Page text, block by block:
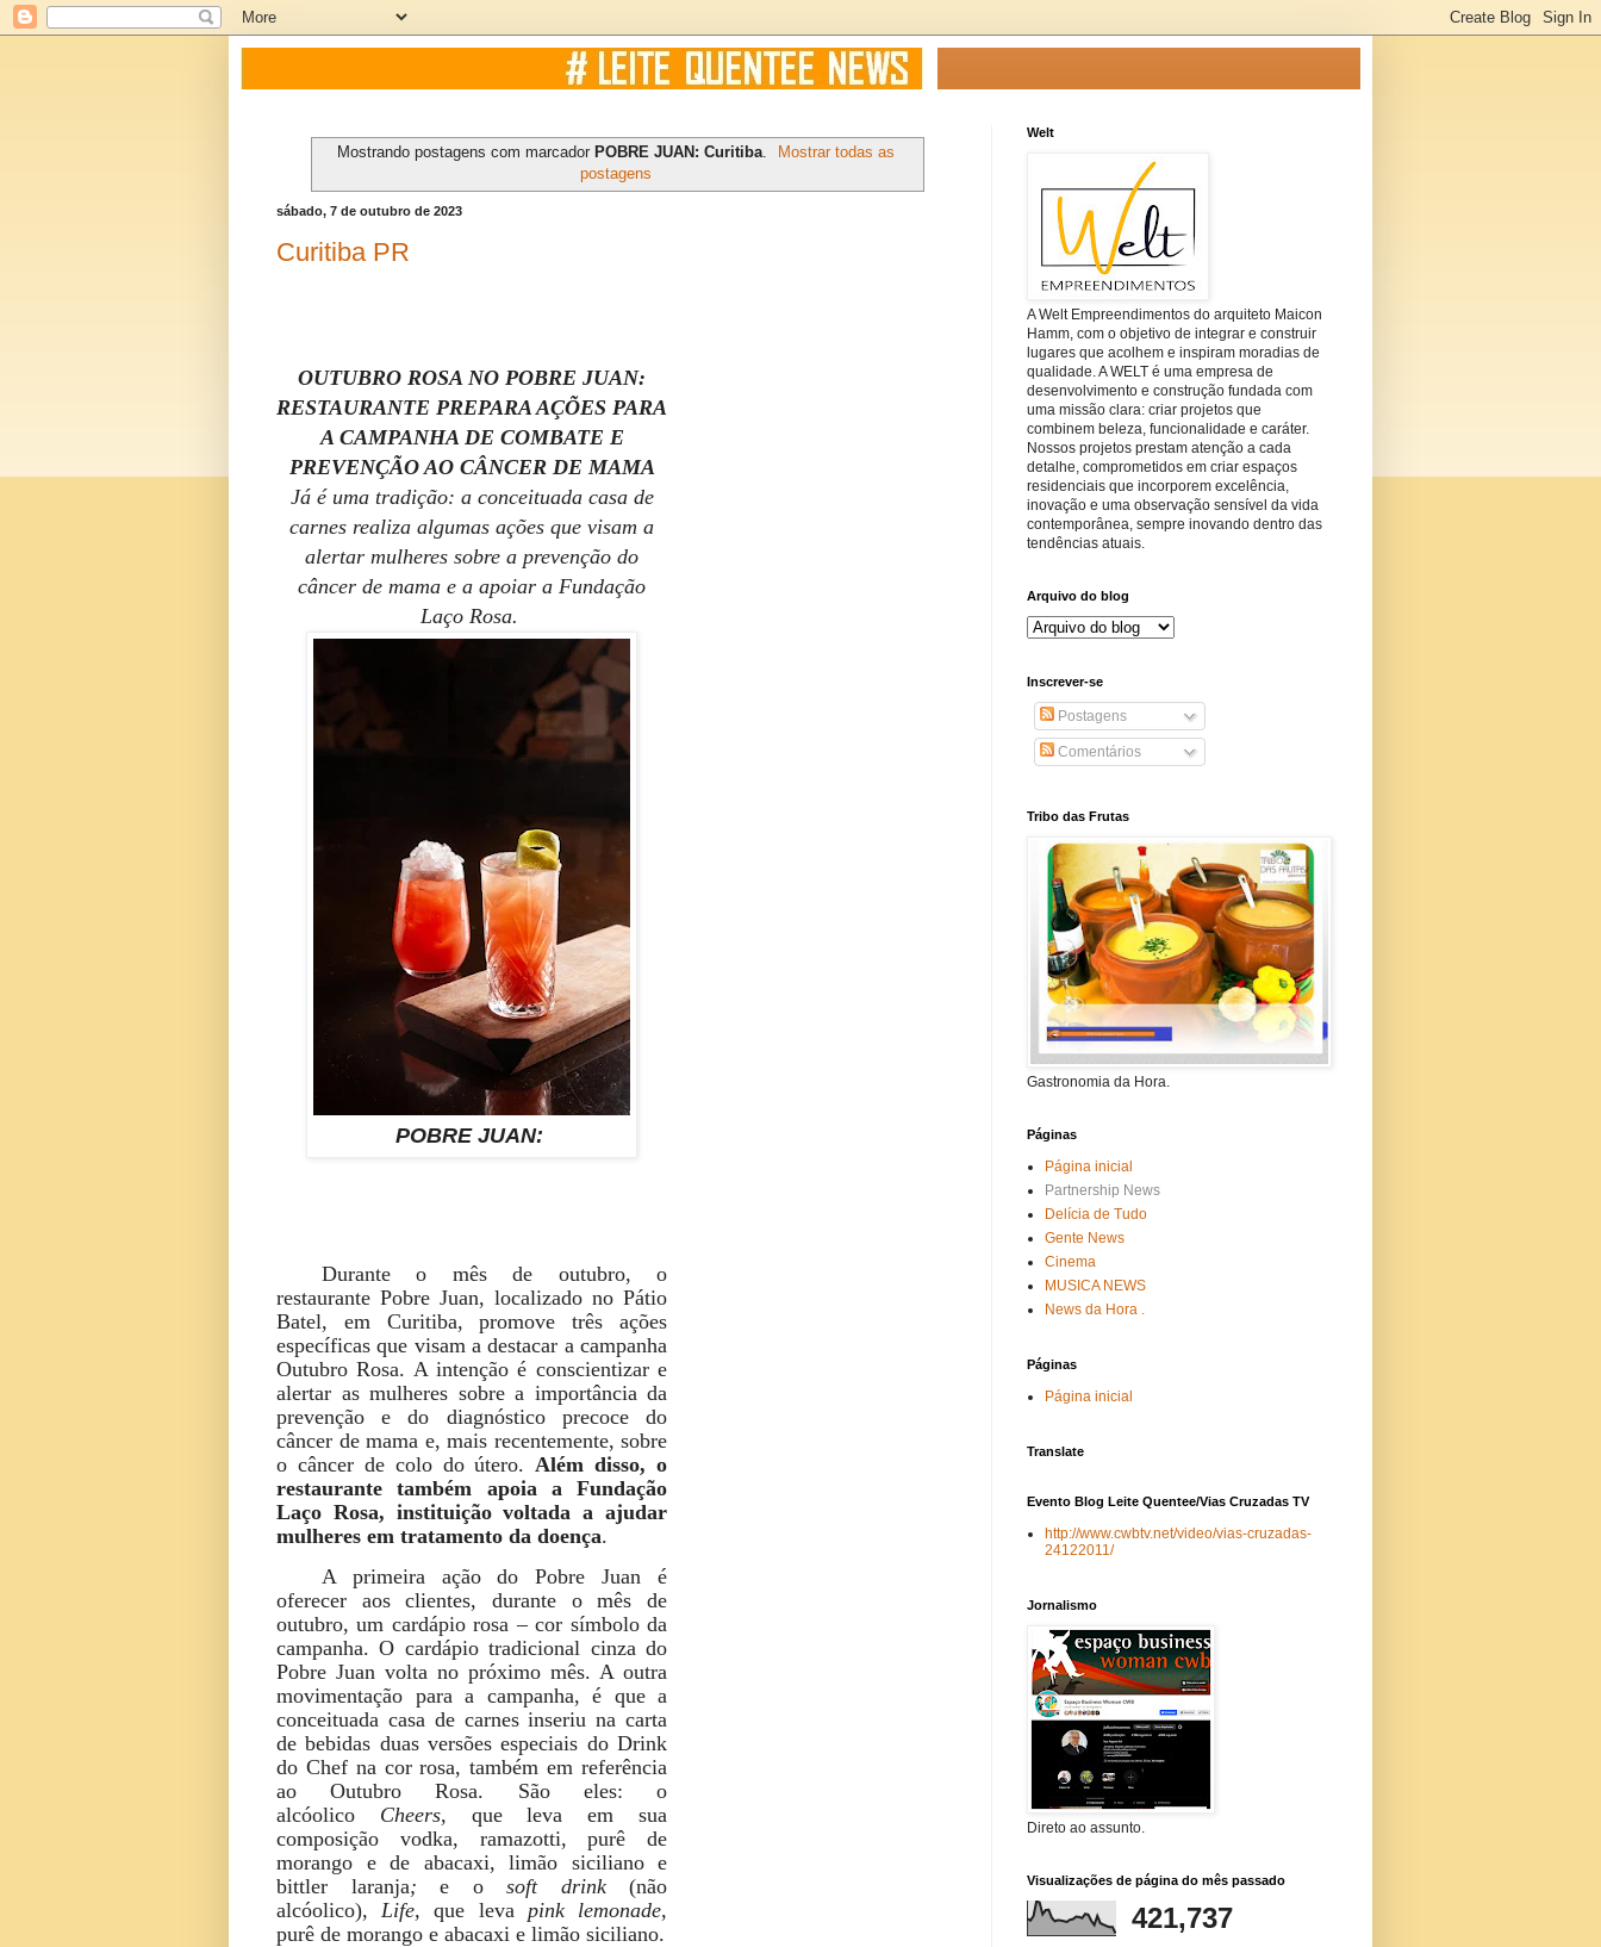
Mostrando postagens com marcador POBRE JUAN: Curitiba.
Mostrar todas as
postagens
sábado, 7 de outubro de 2023
Curitiba PR
OUTUBRO ROSA NO POBRE JUAN:
RESTAURANTE PREPARA AÇÕES PARA
A CAMPANHA DE COMBATE E
PREVENÇÃO AO CÂNCER DE MAMA
Já é uma tradição: a conceituada casa de
carnes realiza algumas ações que visam a
alertar mulheres sobre a prevenção do
câncer de mama e a apoiar a Fundação
Laço Rosa.
POBRE JUAN:
Durante o mês de outubro, o
restaurante Pobre Juan, localizado no Pátio
Batel, em Curitiba, promove três ações
específicas que visam a destacar a campanha
Outubro Rosa. A intenção é conscientizar e
alertar as mulheres sobre a importância da
prevenção e do diagnóstico precoce do
câncer de mama e, mais recentemente, sobre
o câncer de colo do útero.Além disso, o
restaurante também apoia a Fundação
Laço Rosa, instituição voltada a ajudar
mulheres em tratamento da doença.
A primeira ação do Pobre Juan é
oferecer aos clientes, durante o mês de
outubro, um cardápio rosa – cor símbolo da
campanha. O cardápio tradicional cinza do
Pobre Juan volta no próximo mês. A outra
movimentação para a campanha, é que a
conceituada casa de carnes inseriu na carta
de bebidas duas versões especiais do Drink
do Chef na cor rosa, também em referência
ao Outubro Rosa. São eles: o
alcóolico Cheers, que leva em sua
composição vodka, ramazotti, purê de
morango e de abacaxi, limão siciliano e
bittler laranja; e o soft drink(não
alcóolico), Life,que leva pink lemonade,
purê de morango e abacaxi e limão siciliano.
Welt
A Welt Empreendimentos do arquiteto Maicon
Hamm, com o objetivo de integrar e construir
lugares que acolhem e inspiram moradias de
qualidade. A WELT é uma empresa de
desenvolvimento e construção fundada com
uma missão clara: criar projetos que
combinem beleza, funcionalidade e caráter.
Nossos projetos prestam atenção a cada
detalhe, comprometidos em criar espaços
residenciais que incorporem excelência,
inovação e uma observação sensível da vida
contemporânea, sempre inovando dentro das
tendências atuais.
Arquivo do blog
Inscrever-se
Postagens
Comentários
Tribo das Frutas
Gastronomia da Hora.
Páginas
Página inicial
Partnership News
Delícia de Tudo
Gente News
Cinema
MUSICA NEWS
News da Hora .
Páginas
Página inicial
Translate
Evento Blog Leite Quentee/Vias Cruzadas TV
http://www.cwbtv.net/video/vias-cruzadas-
24122011/
Jornalismo
Direto ao assunto.
Visualizações de página do mês passado
421,737